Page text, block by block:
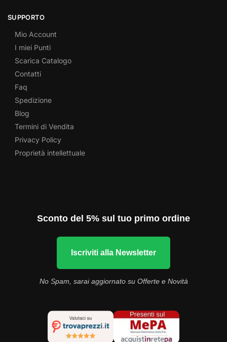
SUPPORTO
Mio Account
I miei Punti
Scarica Catalogo
Contatti
Faq
Spedizione
Blog
Termini di Vendita
Privacy Policy
Proprietà intellettuale
Sconto del 5% sul tuo primo ordine
Iscriviti alla Newsletter
No Spam, sarai aggiornato su Offerte e Novità